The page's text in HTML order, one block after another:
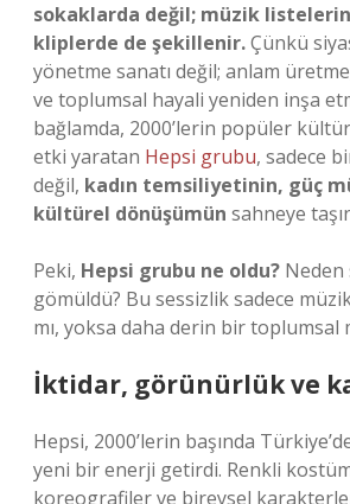
sokaklarda değil; müzik
kliplerde de şekillenir.Çünkü
yönetme sanatı değil; anlam
ve toplumsal hayali yeniden inşa
bağlamda, 2000’lerin popüler
etki yaratan Hepsi grubu, sadece
değil, kadın temsiliyetinin, güç
kültürel dönüşümün sahneye
Peki, Hepsi grubu ne oldu? Neden
gömüldü? Bu sessizlik sadece
mı, yoksa daha derin bir toplumsal
İktidar, görünürlük ve
Hepsi, 2000’lerin başında
yeni bir enerji getirdi. Renkli
koreografiler ve bireysel